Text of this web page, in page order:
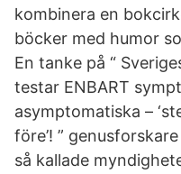
kombinera en
böcker med humor
En tanke på “
testar ENBART
asymptomatiska –
före’! ”
så kallade